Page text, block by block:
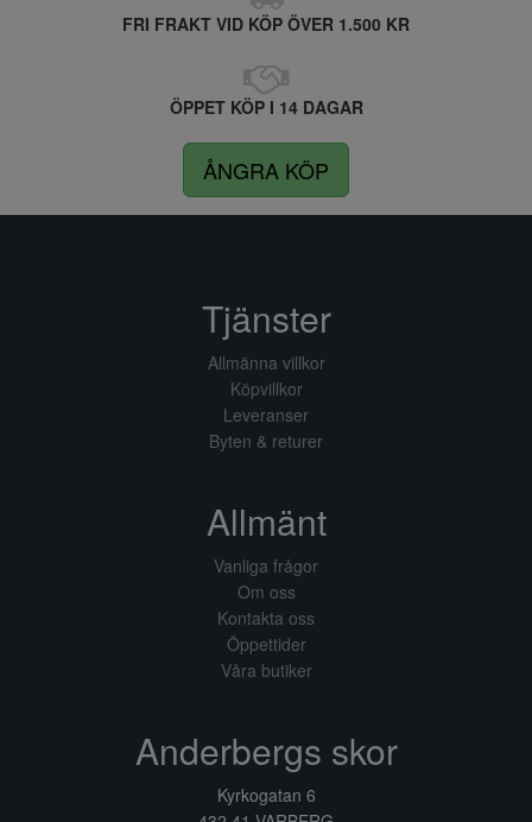
FRI FRAKT VID KÖP ÖVER 1.500 KR
ÖPPET KÖP I 14 DAGAR
ÅNGRA KÖP
Tjänster
Allmänna villkor
Köpvillkor
Leveranser
Byten & returer
Allmänt
Vanliga frågor
Om oss
Kontakta oss
Öppettider
Våra butiker
Anderbergs skor
Kyrkogatan 6